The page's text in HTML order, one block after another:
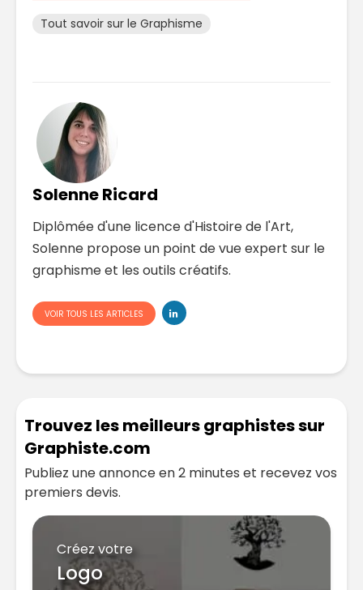
Tout savoir sur le Graphisme
Solenne Ricard
Diplômée d'une licence d'Histoire de l'Art,
Solenne propose un point de vue expert sur le
graphisme et les outils créatifs.
VOIR TOUS LES ARTICLES
Trouvez les meilleurs graphistes sur
Graphiste.com
Publiez une annonce en 2 minutes et recevez vos
premiers devis.
Créez votre
Logo